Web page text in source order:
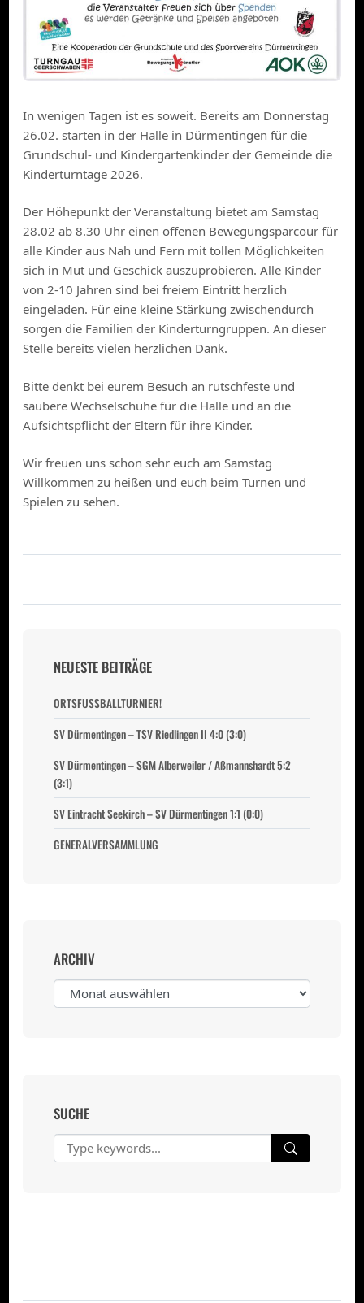
In wenigen Tagen ist es soweit. Bereits am Donnerstag
26.02. starten in der Halle in Dürmentingen für die
Grundschul- und Kindergartenkinder der Gemeinde die
Kinderturntage 2026.
Der Höhepunkt der Veranstaltung bietet am Samstag
28.02 ab 8.30 Uhr einen offenen Bewegungsparcour für
alle Kinder aus Nah und Fern mit tollen Möglichkeiten
sich in Mut und Geschick auszuprobieren. Alle Kinder
von 2-10 Jahren sind bei freiem Eintritt herzlich
eingeladen. Für eine kleine Stärkung zwischendurch
sorgen die Familien der Kinderturngruppen. An dieser
Stelle bereits vielen herzlichen Dank.
Bitte denkt bei eurem Besuch an rutschfeste und
saubere Wechselschuhe für die Halle und an die
Aufsichtspflicht der Eltern für ihre Kinder.
Wir freuen uns schon sehr euch am Samstag
Willkommen zu heißen und euch beim Turnen und
Spielen zu sehen.
NEUESTE BEITRÄGE
ORTSFUSSBALLTURNIER!
SV Dürmentingen – TSV Riedlingen II 4:0 (3:0)
SV Dürmentingen – SGM Alberweiler / Aßmannshardt 5:2
(3:1)
SV Eintracht Seekirch – SV Dürmentingen 1:1 (0:0)
GENERALVERSAMMLUNG
ARCHIV
Archiv
SUCHE